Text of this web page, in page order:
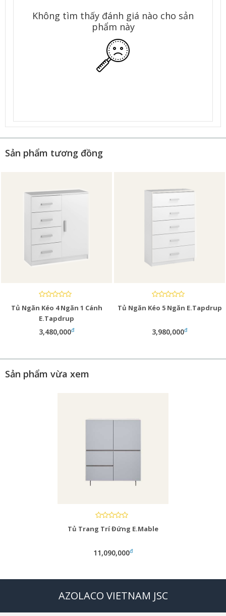
Không tìm thấy đánh giá nào cho sản
phẩm này
Sản phẩm tương đồng
Tủ Ngăn Kéo 4 Ngăn 1 Cánh
E.Tapdrup
3,480,000đ
Tủ Ngăn Kéo 5 Ngăn E.Tapdrup
3,980,000đ
Sản phẩm vừa xem
Tủ Trang Trí Đứng E.Mable
11,090,000đ
AZOLACO VIETNAM JSC